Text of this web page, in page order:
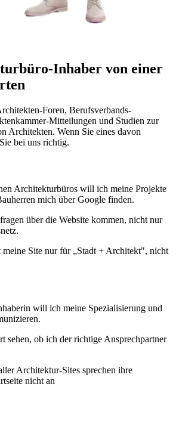
Inhaber von einer
Foren, Berufsverbands-
Mitteilungen und Studien zur
Architekten. Wenn Sie eines davon
bei uns richtig.
Architekturbüros will ich meine Projekte
mich über Google finden.
über die Website kommen, nicht nur
.
Site nur für „Stadt + Architekt", nicht
will ich meine Spezialisierung und
.
sehen, ob ich der richtige Ansprechpartner
Architektur-Sites sprechen ihre
nicht an